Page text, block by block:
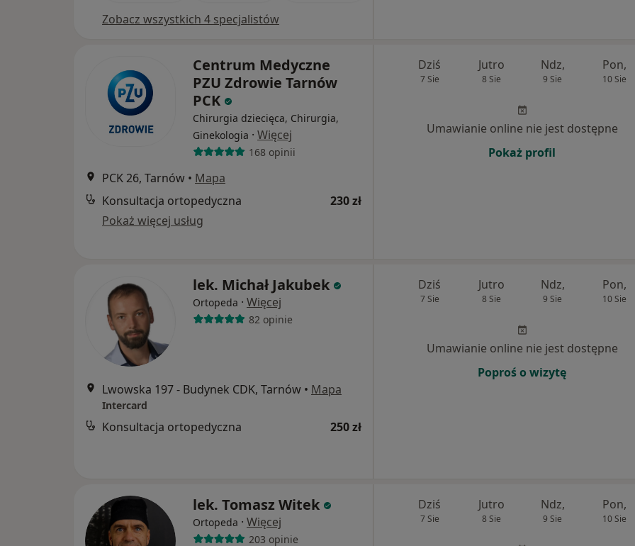
Zobacz wszystkich 4 specjalistów
Centrum Medyczne
PZU Zdrowie Tarnów
PCK
Chirurgia dziecięca, Chirurgia,
Ginekologia · Więcej
168 opinii
PCK 26, Tarnów • Mapa
Konsultacja ortopedyczna
230 zł
Pokaż więcej usług
Dziś
7 Sie
Jutro
8 Sie
Ndz,
9 Sie
Pon,
10 Sie
Umawianie online nie jest dostępne
Pokaż profil
lek. Michał Jakubek
Ortopeda · Więcej
82 opinie
Lwowska 197 - Budynek CDK, Tarnów • Mapa
Intercard
Konsultacja ortopedyczna 250 zł
Dziś
7 Sie
Jutro
8 Sie
Ndz,
9 Sie
Pon,
10 Sie
Umawianie online nie jest dostępne
Poproś o wizytę
lek. Tomasz Witek
Ortopeda · Więcej
203 opinie
Dziś
7 Sie
Jutro
8 Sie
Ndz,
9 Sie
Pon,
10 Sie